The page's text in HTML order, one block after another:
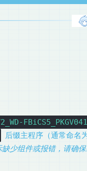
后缀主程序（通常命名
少组件或报错，请确保